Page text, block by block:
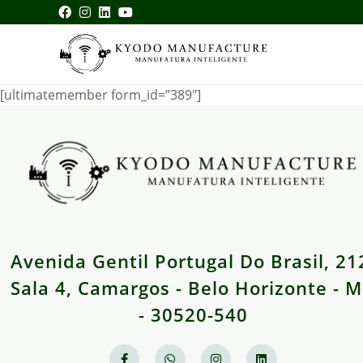
[ultimatemember form_id=”389″]
Avenida Gentil Portugal Do Brasil,
Sala 4, Camargos - Belo Horizonte -
- 30520-540